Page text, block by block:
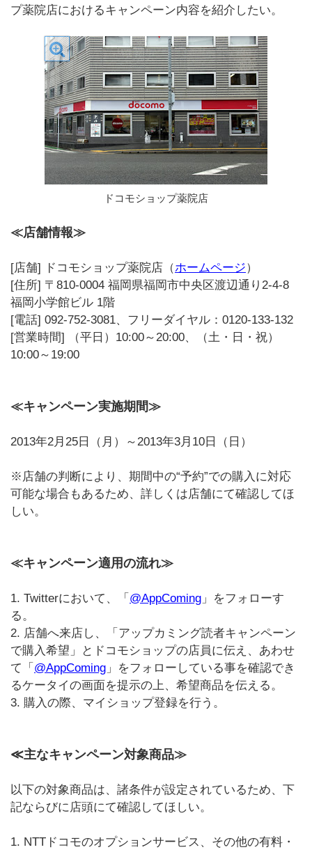
プ薬院店におけるキャンペーン内容を紹介したい。
ドコモショップ薬院店
≪店舗情報≫
[店舗] ドコモショップ薬院店（ホームページ）
[住所] 〒810-0004 福岡県福岡市中央区渡辺通り2-4-8
福岡小学館ビル 1階
[電話] 092-752-3081、フリーダイヤル：0120-133-132
[営業時間] （平日）10:00～20:00、（土・日・祝）
10:00～19:00
≪キャンペーン実施期間≫
2013年2月25日（月）～2013年3月10日（日）
※店舗の判断により、期間中の“予約”での購入に対応
可能な場合もあるため、詳しくは店舗にて確認してほ
しい。
≪キャンペーン適用の流れ≫
1. Twitterにおいて、「 @AppComing 」をフォローす
る。
2. 店舗へ来店し、「アップカミング読者キャンペーン
で購入希望」とドコモショップの店員に伝え、あわせ
て「 @AppComing 」をフォローしている事を確認でき
るケータイの画面を提示の上、希望商品を伝える。
3. 購入の際、マイショップ登録を行う。
≪主なキャンペーン対象商品≫
以下の対象商品は、諸条件が設定されているため、下
記ならびに店頭にて確認してほしい。
1. NTTドコモのオプションサービス、その他の有料・